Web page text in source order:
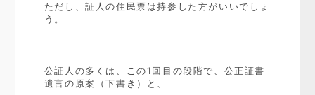
ただし、証人の住民票は持参した方がいいでしょ
う。
公証人の多くは、この1回目の段階で、公正証書
遺言の原案（下書き）と、